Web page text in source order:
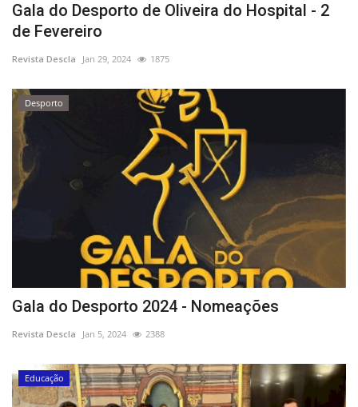
Gala do Desporto de Oliveira do Hospital - 2
de Fevereiro
Revista Descla Jan 29, 2024 1875
Desporto
Gala do Desporto 2024 - Nomeações
Revista Descla Jan 5, 2024 2388
Educação